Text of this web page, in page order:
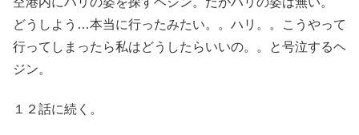
どうしよう…本当に行ったみたい。。ハリ。。こうやって
行ってしまったら私はどうしたらいいの。。と号泣するヘ
ジン。
１２話に続く。